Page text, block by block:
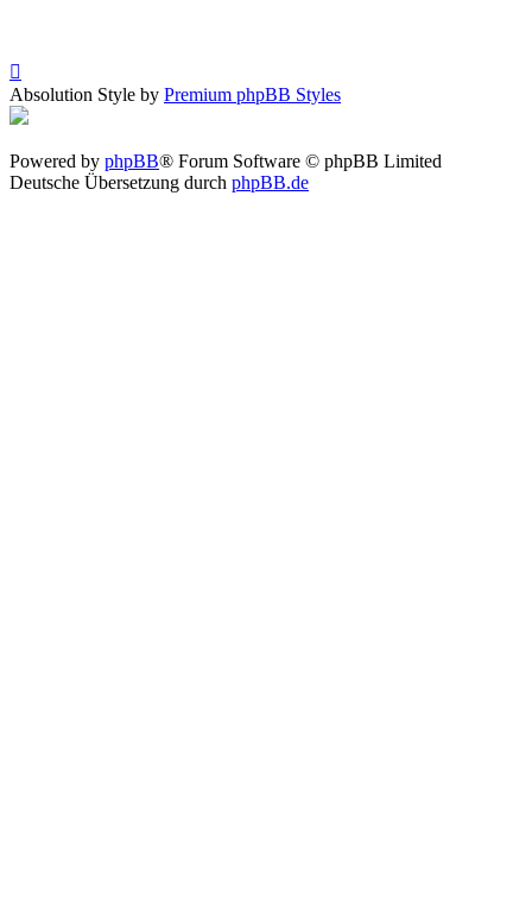
Absolution Style by Premium phpBB Styles
Powered by phpBB® Forum Software © phpBB Limited
Deutsche Übersetzung durch phpBB.de